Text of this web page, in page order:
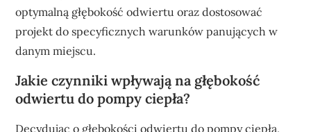
optymalną głębokość odwiertu oraz dostosować
projekt do specyficznych warunków panujących w
danym miejscu.
Jakie czynniki wpływają na głębokość
odwiertu do pompy ciepła?
Decydując o głębokości odwiertu do pompy ciepła,